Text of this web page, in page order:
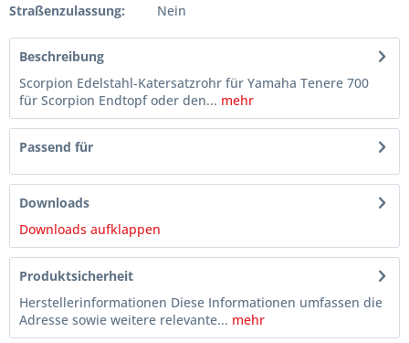
Straßenzulassung:
Nein
Beschreibung
Scorpion Edelstahl-Katersatzrohr für Yamaha Tenere 700
für Scorpion Endtopf oder den... mehr
Passend für
Downloads
Downloads aufklappen
Produktsicherheit
Herstellerinformationen Diese Informationen umfassen die
Adresse sowie weitere relevante... mehr